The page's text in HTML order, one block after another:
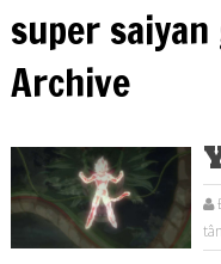
super
Archive